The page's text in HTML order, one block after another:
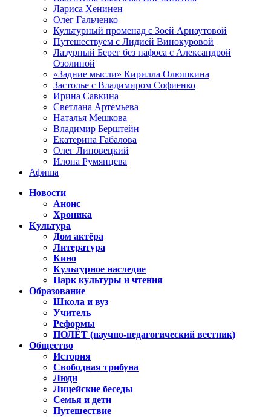
Лариса Хенинен
Олег Гальченко
Культурный променад с Зоей Арнаутовой
Путешествуем с Лидией Винокуровой
Лазурный Берег без пафоса с Александрой
Озолиной
«Задние мысли» Кирилла Олюшкина
Застолье с Владимиром Софиенко
Ирина Савкина
Светлана Артемьева
Наталья Мешкова
Владимир Берштейн
Екатерина Габалова
Олег Липовецкий
Илона Румянцева
Афиша
Новости
Анонс
Хроника
Культура
Дом актёра
Литература
Кино
Культурное наследие
Парк культуры и чтения
Образование
Школа и вуз
Учитель
Реформы
ПОЛЁТ (научно-педагогический вестник)
Общество
История
Свободная трибуна
Люди
Лицейские беседы
Семья и дети
Путешествие